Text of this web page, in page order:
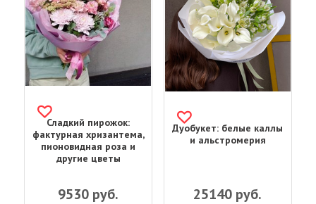
Сладкий пирожок:
фактурная хризантема,
пионовидная роза и
другие цветы
9530 руб.
Дуобукет: белые каллы
и альстромерия
25140 руб.